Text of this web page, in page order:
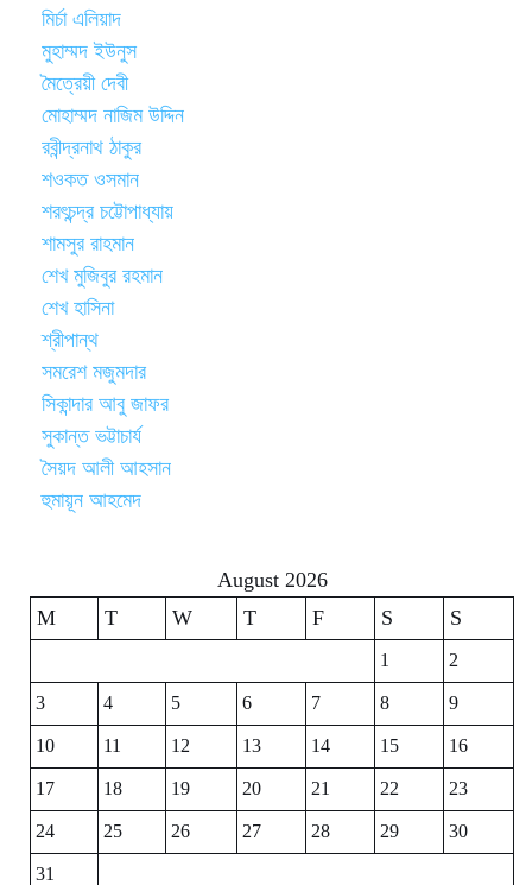
মির্চা এলিয়াদ
মুহাম্মদ ইউনুস
মৈত্রেয়ী দেবী
মোহাম্মদ নাজিম উদ্দিন
রবীন্দ্রনাথ ঠাকুর
শওকত ওসমান
শরৎচন্দ্র চট্টোপাধ্যায়
শামসুর রাহমান
শেখ মুজিবুর রহমান
শেখ হাসিনা
শ্রীপান্থ
সমরেশ মজুমদার
সিকান্দার আবু জাফর
সুকান্ত ভট্টাচার্য
সৈয়দ আলী আহসান
হুমায়ূন আহমেদ
August 2026
M
T W T F S S
1
2
3
4 5 6 7 8
9
10
11 12 13 14 15
16
17
18 19 20 21 22
23
24
25 26 27 28 29
30
31